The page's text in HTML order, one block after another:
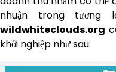
nhuận trong tương
wildwhiteclouds.org
khởi nghiệp như sau: